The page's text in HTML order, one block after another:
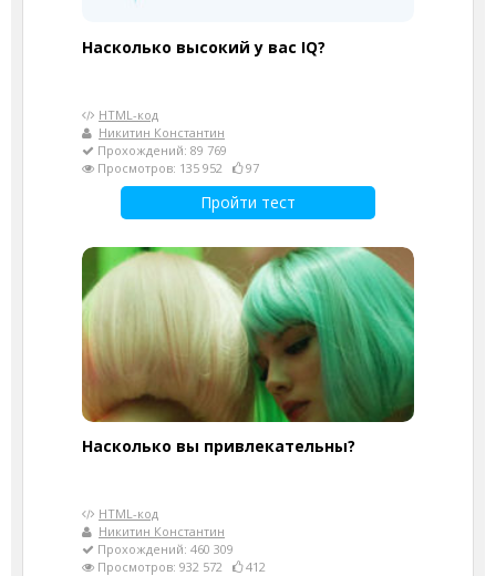
Насколько высокий у вас IQ?
HTML-код
Никитин Константин
Прохождений: 89 769
Просмотров: 135 952
97
Пройти тест
Насколько вы привлекательны?
HTML-код
Никитин Константин
Прохождений: 460 309
Просмотров: 932 572
412